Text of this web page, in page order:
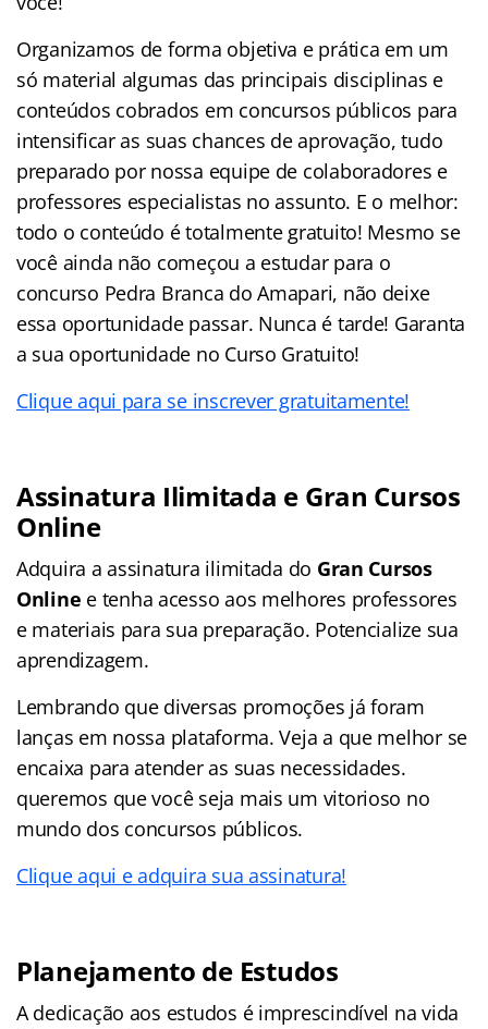
Organizamos de forma objetiva e prática em um
só material algumas das principais disciplinas e
conteúdos cobrados em concursos públicos para
intensificar as suas chances de aprovação, tudo
preparado por nossa equipe de colaboradores e
professores especialistas no assunto. E o melhor:
todo o conteúdo é totalmente gratuito! Mesmo se
você ainda não começou a estudar para o
concurso Pedra Branca do Amapari, não deixe
essa oportunidade passar. Nunca é tarde! Garanta
a sua oportunidade no Curso Gratuito!
Clique aqui para se inscrever gratuitamente!
Assinatura Ilimitada e Gran Cursos
Online
Adquira a assinatura ilimitada do Gran Cursos
Online e tenha acesso aos melhores professores
e materiais para sua preparação. Potencialize sua
aprendizagem.
Lembrando que diversas promoções já foram
lanças em nossa plataforma. Veja a que melhor se
encaixa para atender as suas necessidades.
queremos que você seja mais um vitorioso no
mundo dos concursos públicos.
Clique aqui e adquira sua assinatura!
Planejamento de Estudos
A dedicação aos estudos é imprescindível na vida